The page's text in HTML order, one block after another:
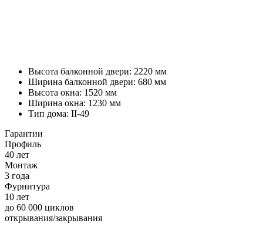
Высота балконной двери: 2220 мм
Ширина балконной двери: 680 мм
Высота окна: 1520 мм
Ширина окна: 1230 мм
Тип дома: II-49
Гарантии
Профиль
40 лет
Монтаж
3 года
Фурнитура
10 лет
до 60 000 циклов
открывания/закрывания